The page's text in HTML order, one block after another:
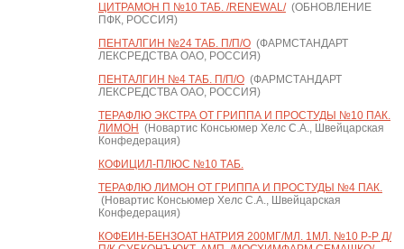
ЦИТРАМОН П №10 ТАБ. /RENEWAL/(ОБНОВЛЕНИЕ
ПФК, РОССИЯ)
ПЕНТАЛГИН №24 ТАБ. П/П/О(ФАРМСТАНДАРТ
ЛЕКСРЕДСТВА ОАО, РОССИЯ)
ПЕНТАЛГИН №4 ТАБ. П/П/О(ФАРМСТАНДАРТ
ЛЕКСРЕДСТВА ОАО, РОССИЯ)
ТЕРАФЛЮ ЭКСТРА ОТ ГРИППА И ПРОСТУДЫ №10 ПАК.
ЛИМОН (Новартис Консьюмер Хелс С.А., Швейцарская
Конфедерация)
КОФИЦИЛ-ПЛЮС №10 ТАБ.
ТЕРАФЛЮ ЛИМОН ОТ ГРИППА И ПРОСТУДЫ №4 ПАК.
(Новартис Консьюмер Хелс С.А., Швейцарская
Конфедерация)
КОФЕИН-БЕНЗОАТ НАТРИЯ 200МГ/МЛ. 1МЛ. №10 Р-Р Д/